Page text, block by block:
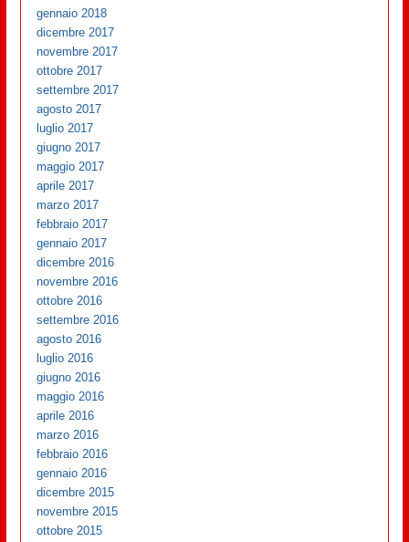
gennaio 2018
dicembre 2017
novembre 2017
ottobre 2017
settembre 2017
agosto 2017
luglio 2017
giugno 2017
maggio 2017
aprile 2017
marzo 2017
febbraio 2017
gennaio 2017
dicembre 2016
novembre 2016
ottobre 2016
settembre 2016
agosto 2016
luglio 2016
giugno 2016
maggio 2016
aprile 2016
marzo 2016
febbraio 2016
gennaio 2016
dicembre 2015
novembre 2015
ottobre 2015